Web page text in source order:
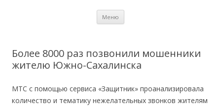
Меню
Более 8000 раз позвонили мошенники
жителю Южно-Сахалинска
МТС с помощью сервиса «Защитник» проанализировала
количество и тематику нежелательных звонков жителям